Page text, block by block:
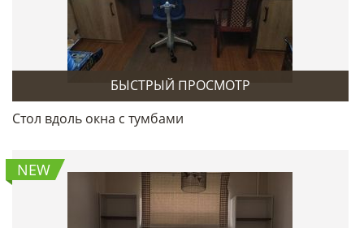
БЫСТРЫЙ ПРОСМОТР
Стол вдоль окна с тумбами
NEW